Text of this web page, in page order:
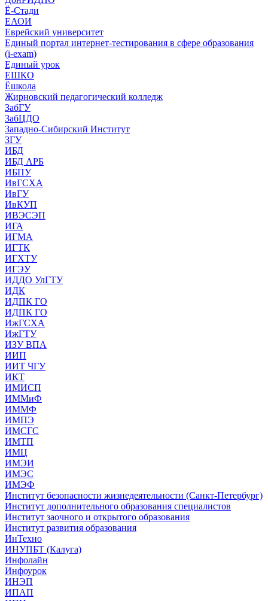
Ё-Стади
ЕАОИ
Еврейский университет
Единый портал интернет-тестирования в сфере образования
(i-exam)
Единый урок
ЕШКО
Ёшкола
Жирновский педагогический колледж
ЗабГУ
ЗабЦДО
Западно-Сибирский Институт
ЗГУ
ИБД
ИБД АРБ
ИБПУ
ИвГСХА
ИвГУ
ИвКУП
ИВЭСЭП
ИГА
ИГМА
ИГТК
ИГХТУ
ИГЭУ
ИДДО УлГТУ
ИДК
ИДПК ГО
ИДПК ГО
ИжГСХА
ИжГТУ
ИЗУ ВПА
ИИП
ИИТ ЧГУ
ИКТ
ИМИСП
ИММиФ
ИММФ
ИМПЭ
ИМСГС
ИМТП
ИМЦ
ИМЭИ
ИМЭС
ИМЭФ
Институт безопасности жизнедеятельности (Санкт-Петербург)
Институт дополнительного образования специалистов
Институт заочного и открытого образования
Институт развития образования
ИнТехно
ИНУПБТ (Калуга)
Инфолайн
Инфоурок
ИНЭП
ИПАП